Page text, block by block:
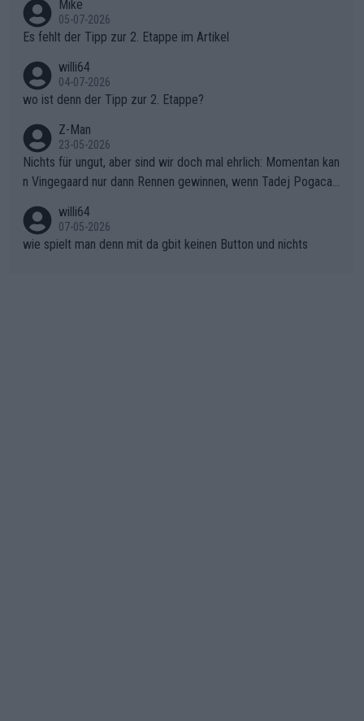
en.Teurer Sekundenpoker: Die Quittung sind nun 15 Sekunden
Rückstand im Gesamtklassement – ein Polster, das Niewiado
gibt. Diese Etappe wird sicher als der psychologische Wendep
unkt dieser Tour in die Geschichte eingehen. Wenn man bei so
einem harten Aufstieg einmal den Moment verpasst und der K
onkurrentin die "zweite Luft" schenkt, ist der Schaden am Ber
g kaum noch zu reparieren.Vor uns liegt nun das große Finale R
ichtung Nizza. Niewiadoma hat psychologisch Oberwasser, ab
er SD Worx und Vollering müssen jetzt All-In gehen. (gregman
n)
r die gehört nicht in dieses Medium!
Mike
05-07-2026
Es fehlt der Tipp zur 2. Etappe im Artikel
willi64
04-07-2026
wo ist denn der Tipp zur 2. Etappe?
Z-Man
23-05-2026
Nichts für ungut, aber sind wir doch mal ehrlich: Momentan kan
n Vingegaard nur dann Rennen gewinnen, wenn Tadej Pogacar
willi64
07-05-2026
wie spielt man denn mit da gbit keinen Button und nichts